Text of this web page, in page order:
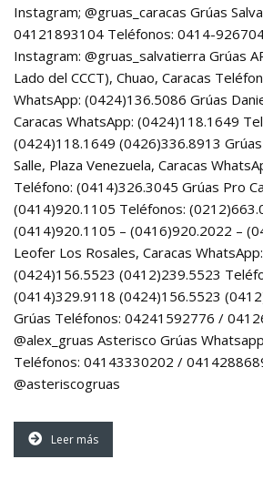
Instagram; @gruas_caracas Grúas
04121893104 Teléfonos: 0414-
Instagram: @gruas_salvatierra Grúas
Lado del CCCT), Chuao, Caracas
WhatsApp: (0424)136.5086 Grúas
Caracas WhatsApp: (0424)118.1649
(0424)118.1649 (0426)336.8913 Grúas
Salle, Plaza Venezuela, Caracas
Teléfono: (0414)326.3045 Grúas Pro
(0414)920.1105 Teléfonos:
(0414)920.1105 – (0416)920.2022 –
Leofer Los Rosales, Caracas
(0424)156.5523 (0412)239.5523
(0414)329.9118 (0424)156.5523
Grúas Teléfonos: 04241592776 /
@alex_gruas Asterisco Grúas
Teléfonos: 04143330202 /
@asteriscogruas
Leer más